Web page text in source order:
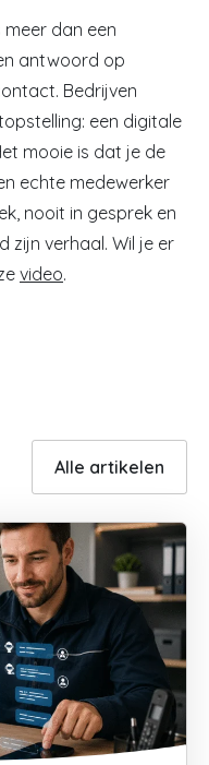
meer dan een
antwoord op
Bedrijven
een digitale
mooie is dat je de
echte medewerker
nooit in gesprek en
zijn verhaal. Wil je er
video.
Alle artikelen